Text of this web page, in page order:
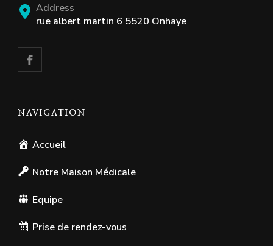
Address
rue albert martin 6 5520 Onhaye
NAVIGATION
Accueil
Notre Maison Médicale
Equipe
Prise de rendez-vous